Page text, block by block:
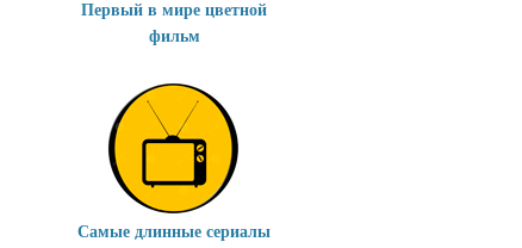
Первый в мире цветной
фильм
Самые длинные сериалы